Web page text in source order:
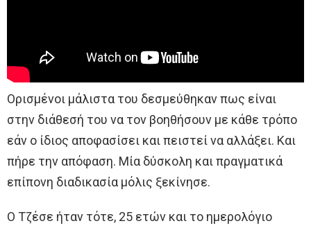
Ορισμένοι μάλιστα του δεσμεύθηκαν πως είναι
στην διάθεσή του να τον βοηθήσουν με κάθε τρόπο
εάν ο ίδιος αποφασίσει και πειστεί να αλλάξει. Και
πήρε την απόφαση. Μία δύσκολη και πραγματικά
επίπονη διαδικασία μόλις ξεκίνησε.
Ο Τζέσε ήταν τότε, 25 ετών και το ημερολόγιο